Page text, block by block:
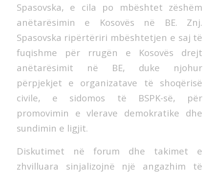
Spasovska, e cila po mbështet zëshëm
anëtarësimin e Kosovës në BE. Znj.
Spasovska ripërtëriri mbështetjen e saj të
fuqishme për rrugën e Kosovës drejt
anëtarësimit në BE, duke njohur
përpjekjet e organizatave të shoqërisë
civile, e sidomos të BSPK-së, për
promovimin e vlerave demokratike dhe
sundimin e ligjit.
Diskutimet në forum dhe takimet e
zhvilluara sinjalizojnë një angazhim të